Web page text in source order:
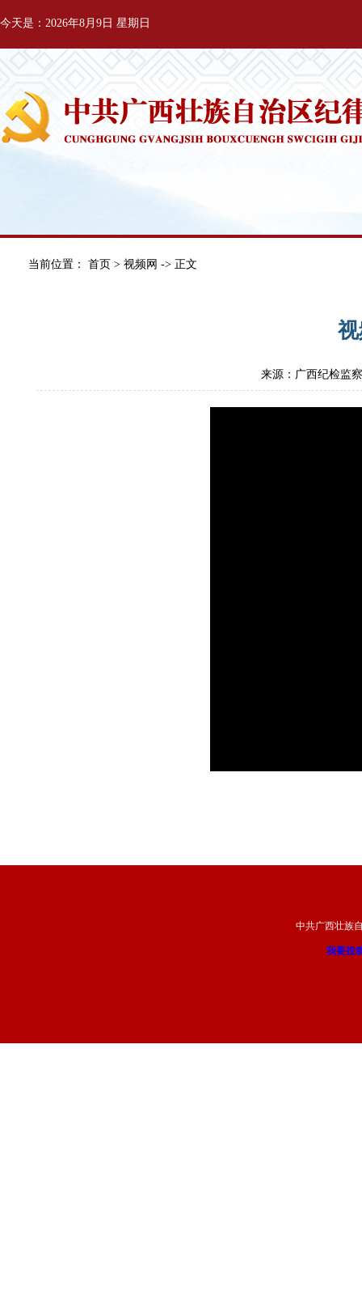
今天是：2026年8月9日 星期日
当前位置： 首页 > 视频网 -> 正文
来源：广西纪检
中共广西壮族
我要投